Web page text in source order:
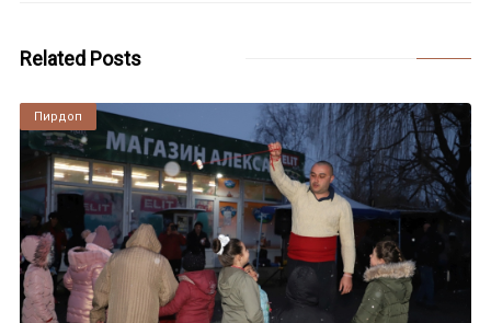
Related Posts
Пирдоп